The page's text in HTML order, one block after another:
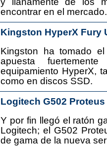
encontrar en el mercado.
Kingston HyperX Fury
Kingston ha tomado
apuesta
equipamiento HyperX,
como en discos SSD.
Logitech G502 Proteus
Y por fin llegó el ratón
Logitech; el G502
de gama de la nueva